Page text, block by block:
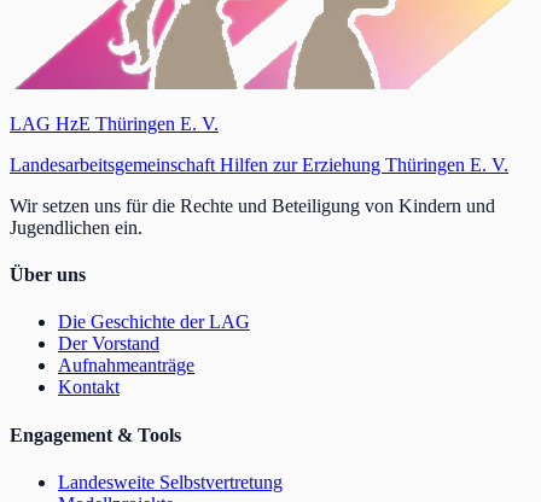
LAG HzE Thüringen E. V.
Landesarbeitsgemeinschaft Hilfen zur Erziehung Thüringen E. V.
Wir setzen uns für die Rechte und Beteiligung von Kindern und
Jugendlichen ein.
Über uns
Die Geschichte der LAG
Der Vorstand
Aufnahmeanträge
Kontakt
Engagement & Tools
Landesweite Selbstvertretung